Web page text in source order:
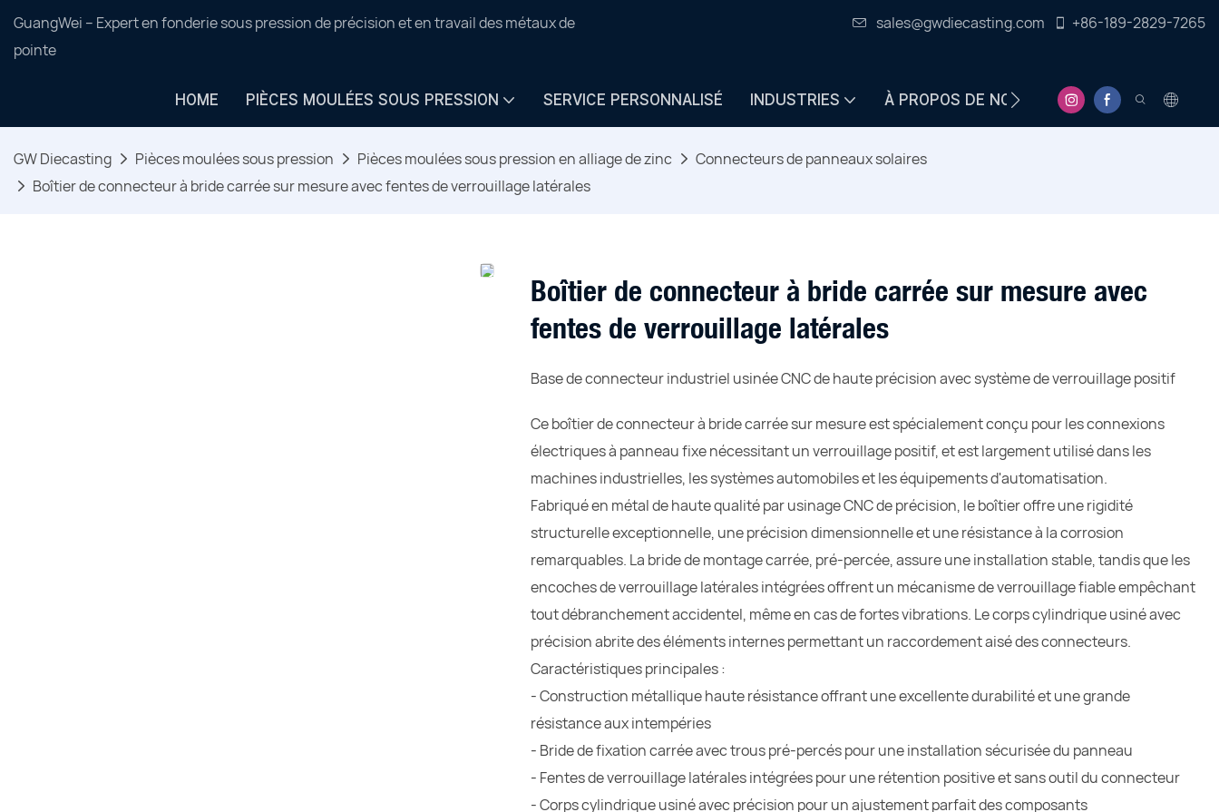
GuangWei – Expert en fonderie sous pression de précision et en travail des métaux de
pointe
sales@gwdiecasting.com +86-189-2829-7265
HOME PIÈCES MOULÉES SOUS PRESSION SERVICE PERSONNALISÉ INDUSTRIES À PROPOS DE NOUS CENTRE
GW Diecasting Pièces moulées sous pression Pièces moulées sous pression en alliage de zinc
Connecteurs de panneaux solaires
Boîtier de connecteur à bride carrée sur mesure avec fentes de verrouillage latérales
Boîtier de connecteur à bride carrée sur mesure avec
fentes de verrouillage latérales
Base de connecteur industriel usinée CNC de haute précision avec système de verrouillage positif
Ce boîtier de connecteur à bride carrée sur mesure est spécialement conçu pour les connexions
électriques à panneau fixe nécessitant un verrouillage positif, et est largement utilisé dans les
machines industrielles, les systèmes automobiles et les équipements d'automatisation.
Fabriqué en métal de haute qualité par usinage CNC de précision, le boîtier offre une rigidité
structurelle exceptionnelle, une précision dimensionnelle et une résistance à la corrosion
remarquables. La bride de montage carrée, pré-percée, assure une installation stable, tandis que les
encoches de verrouillage latérales intégrées offrent un mécanisme de verrouillage fiable empêchant
tout débranchement accidentel, même en cas de fortes vibrations. Le corps cylindrique usiné avec
précision abrite des éléments internes permettant un raccordement aisé des connecteurs.
Caractéristiques principales :
- Construction métallique haute résistance offrant une excellente durabilité et une grande
résistance aux intempéries
- Bride de fixation carrée avec trous pré-percés pour une installation sécurisée du panneau
- Fentes de verrouillage latérales intégrées pour une rétention positive et sans outil du connecteur
- Corps cylindrique usiné avec précision pour un ajustement parfait des composants